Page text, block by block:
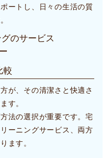
ートし、日々の生活の質
のサービス
較
が、その清潔さと快適さ
す。
法の選択が重要です。宅
ーニングサービス、両方
ます。